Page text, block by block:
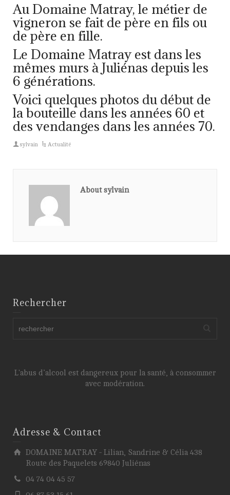
Au Domaine Matray, le métier de
vigneron se fait de père en fils ou
de père en fille.
Le Domaine Matray est dans les
mêmes murs à Juliénas depuis les
6 générations.
Voici quelques photos du début de
la bouteille dans les années 60 et
des vendanges dans les années 70.
sylvain Actualité
About sylvain
Rechercher
L'abus d’alcool est dangereux pour la santé, à consommer
avec modération.
Adresse & Contact
DOMAINE MATRAY - Lilian, Sandrine & Célia 438
Route des Paquelets 69840 Juliénas
04 74 04 45 57